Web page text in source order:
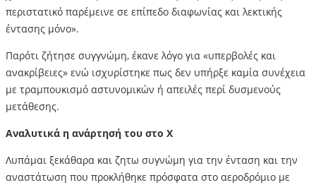
περιστατικό παρέμεινε σε επίπεδο διαφωνίας και λεκτικής
έντασης μόνο».
Παρότι ζήτησε συγγνώμη, έκανε λόγο για «υπερβολές και
ανακρίβειες» ενώ ισχυρίστηκε πως δεν υπήρξε καμία συνέχεια
με τραμπουκισμό αστυνομικών ή απειλές περί δυσμενούς
μετάθεσης.
Αναλυτικά η ανάρτησή του στο Χ
Λυπάμαι ξεκάθαρα και ζητω συγνώμη για την ένταση και την
αναστάτωση που προκλήθηκε πρόσφατα στο αεροδρόμιο με